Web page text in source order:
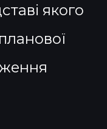
якого